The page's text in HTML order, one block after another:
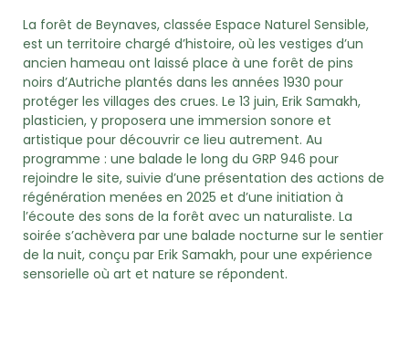
La forêt de Beynaves, classée Espace Naturel Sensible,
est un territoire chargé d’histoire, où les vestiges d’un
ancien hameau ont laissé place à une forêt de pins
noirs d’Autriche plantés dans les années 1930 pour
protéger les villages des crues. Le 13 juin, Erik Samakh,
plasticien, y proposera une immersion sonore et
artistique pour découvrir ce lieu autrement. Au
programme : une balade le long du GRP 946 pour
rejoindre le site, suivie d’une présentation des actions de
régénération menées en 2025 et d’une initiation à
l’écoute des sons de la forêt avec un naturaliste. La
soirée s’achèvera par une balade nocturne sur le sentier
de la nuit, conçu par Erik Samakh, pour une expérience
sensorielle où art et nature se répondent.